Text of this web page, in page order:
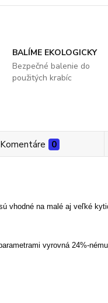
BALÍME EKOLOGICKY
Bezpečné balenie do
použitých krabíc
Komentáre 0
vhodné na malé aj veľké
vyrovná 24%-